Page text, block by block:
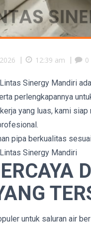
| 12:39 am | 0
Sinergy Mandiri
perlengkapannya
yang luas, kami
pipa berkualitas
Sinergy Mandiri
untuk saluran air